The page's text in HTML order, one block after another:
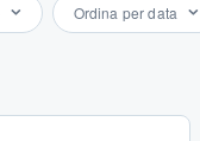
Ordina per data